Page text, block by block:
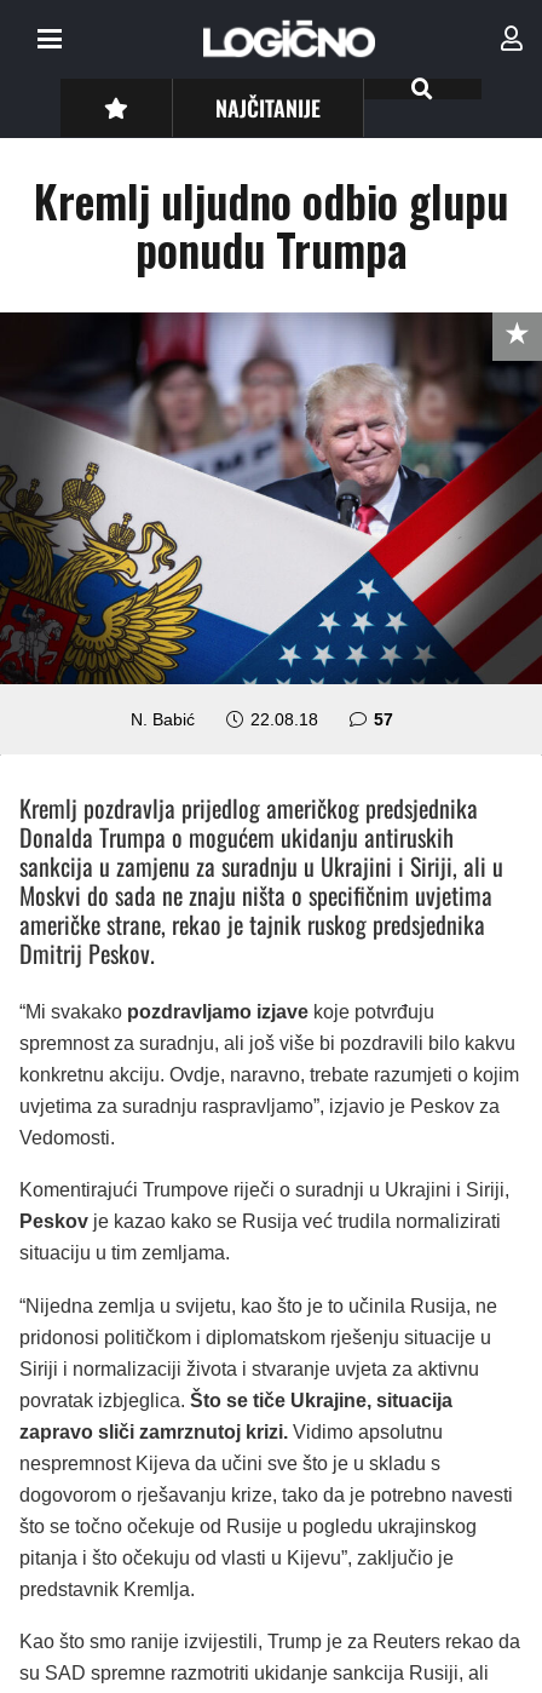
NAJČITANIJE
Kremlj uljudno odbio glupu
ponudu Trumpa
N. Babić 22.08.18 57komentara
Kremlj pozdravlja prijedlog američkog predsjednika
Donalda Trumpa o mogućem ukidanju antiruskih
sankcija u zamjenu za suradnju u Ukrajini i Siriji, ali u
Moskvi do sada ne znaju ništa o specifičnim uvjetima
američke strane, rekao je tajnik ruskog predsjednika
Dmitrij Peskov.
“Mi svakako pozdravljamo izjave koje potvrđuju
spremnost za suradnju, ali još više bi pozdravili bilo kakvu
konkretnu akciju. Ovdje, naravno, trebate razumjeti o kojim
uvjetima za suradnju raspravljamo”, izjavio je Peskov za
Vedomosti.
Komentirajući Trumpove riječi o suradnji u Ukrajini i Siriji,
Peskov je kazao kako se Rusija već trudila normalizirati
situaciju u tim zemljama.
“Nijedna zemlja u svijetu, kao što je to učinila Rusija, ne
pridonosi političkom i diplomatskom rješenju situacije u
Siriji i normalizaciji života i stvaranje uvjeta za aktivnu
povratak izbjeglica. Što se tiče Ukrajine, situacija
zapravo sliči zamrznutoj krizi. Vidimo apsolutnu
nespremnost Kijeva da učini sve što je u skladu s
dogovorom o rješavanju krize, tako da je potrebno navesti
što se točno očekuje od Rusije u pogledu ukrajinskog
pitanja i što očekuju od vlasti u Kijevu”, zaključio je
predstavnik Kremlja.
Kao što smo ranije izvijestili, Trump je za Reuters rekao da
su SAD spremne razmotriti ukidanje sankcija Rusiji, ali